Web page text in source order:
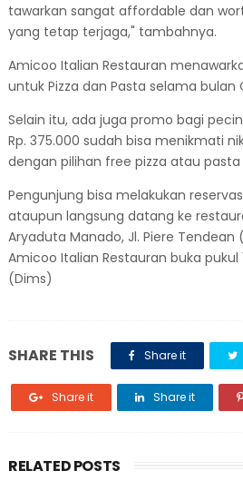
tawarkan sangat affordable dan
yang tetap terjaga," tambahnya.
Amicoo Italian Restauran
untuk Pizza dan Pasta selama bulan
Selain itu, ada juga promo bagi
Rp. 375.000 sudah bisa menikmati
dengan pilihan free pizza atau
Pengunjung bisa melakukan
ataupun langsung datang ke
Aryaduta Manado, Jl. Piere Tendean
Amicoo Italian Restauran buka pukul
(Dims)
SHARE THIS Share it
Share it Share it
RELATED POSTS